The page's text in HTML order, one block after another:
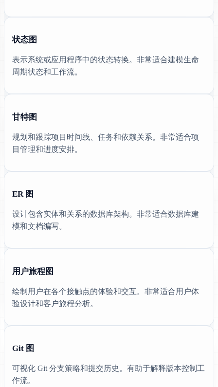
状态图
表示系统或应用程序中的状态转换。非常适合建模生命
周期状态和工作流。
甘特图
规划和跟踪项目时间线、任务和依赖关系。非常适合项
目管理和进度安排。
ER 图
设计包含实体和关系的数据库架构。非常适合数据库建
模和文档编写。
用户旅程图
绘制用户在各个接触点的体验和交互。非常适合用户体
验设计和客户旅程分析。
Git 图
可视化 Git 分支策略和提交历史。有助于解释版本控制工
作流。